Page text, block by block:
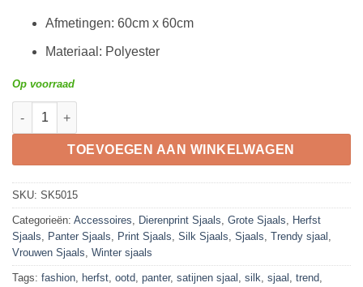
Afmetingen: 60cm x 60cm
Materiaal : Polyester
Op voorraad
Wild Side - Oranje aantal
TOEVOEGEN AAN WINKELWAGEN
SKU: SK5015
Categorieën: Accessoires, Dierenprint Sjaals, Grote Sjaals, Herfst
Sjaals, Panter Sjaals, Print Sjaals, Silk Sjaals, Sjaals, Trendy sjaal ,
Vrouwen Sjaals, Winter sjaals
Tags: fashion, herfst, ootd, panter, satijnen sjaal , silk, sjaal , trend,